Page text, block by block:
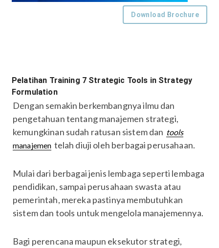
Download Brochure
Pelatihan Training 7 Strategic Tools in Strategy
Formulation
Dengan semakin berkembangnya ilmu dan
pengetahuan tentang manajemen strategi,
kemungkinan sudah ratusan sistem dan tools
manajemen telah diuji oleh berbagai perusahaan.
Mulai dari berbagai jenis lembaga seperti lembaga
pendidikan, sampai perusahaan swasta atau
pemerintah, mereka pastinya membutuhkan
sistem dan tools untuk mengelola manajemennya.
Bagi perencana maupun eksekutor strategi,